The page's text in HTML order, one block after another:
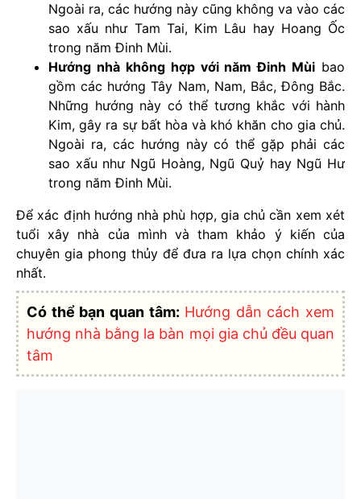
Ngoài ra, các hướng này cũng không va vào các
sao xấu như Tam Tai, Kim Lâu hay Hoang Ốc
trong năm Đinh Mùi.
Hướng nhà không hợp với năm Đinh Mùi bao
gồm các hướng Tây Nam, Nam, Bắc, Đông Bắc.
Những hướng này có thể tương khắc với hành
Kim, gây ra sự bất hòa và khó khăn cho gia chủ.
Ngoài ra, các hướng này có thể gặp phải các
sao xấu như Ngũ Hoàng, Ngũ Quỷ hay Ngũ Hư
trong năm Đinh Mùi.
Để xác định hướng nhà phù hợp, gia chủ cần xem xét
tuổi xây nhà của mình và tham khảo ý kiến của
chuyên gia phong thủy để đưa ra lựa chọn chính xác
nhất.
Có thể bạn quan tâm: Hướng dẫn cách xem
hướng nhà bằng la bàn mọi gia chủ đều quan
tâm